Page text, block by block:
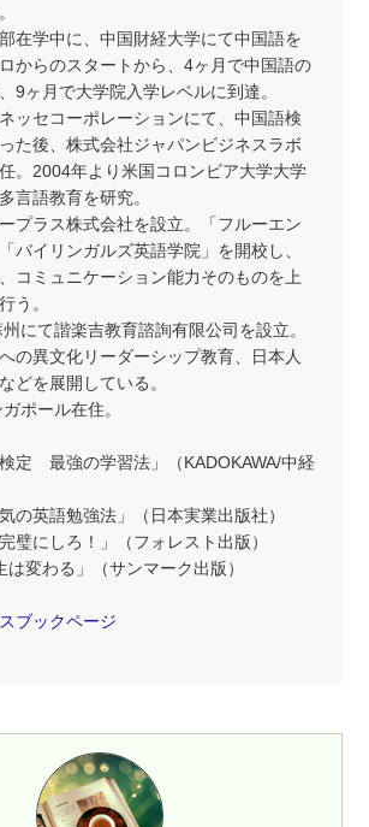
在学中に、中国財経大学にて中国語を
からのスタートから、4ヶ月で中国語の
9ヶ月で大学院入学レベルに到達。
ッセコーポレーションにて、中国語検
た後、株式会社ジャパンビジネスラボ
。2004年より米国コロンビア大学大学
言語教育を研究。
プラス株式会社を設立。「フルーエン
バイリンガルズ英語学院」を開校し、
コミュニケーション能力そのものを上
う。
にて諧楽吉教育諮詢有限公司を設立。
の異文化リーダーシップ教育、日本人
どを展開している。
ポール在住。
検定 最強の学習法」（KADOKAWA/中経
の英語勉強法」（日本実業出版社）
璧にしろ！」（フォレスト出版）
は変わる」（サンマーク出版）
ブックページ